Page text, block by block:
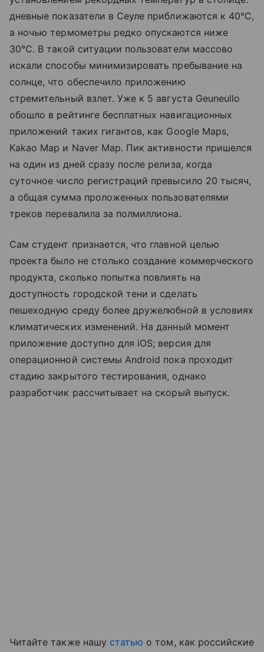
дневные показатели в Сеуле приближаются к 40°C,
а ночью термометры редко опускаются ниже
30°C. В такой ситуации пользователи массово
искали способы минимизировать пребывание на
солнце, что обеспечило приложению
стремительный взлет. Уже к 5 августа Geuneullo
обошло в рейтинге бесплатных навигационных
приложений таких гигантов, как Google Maps,
Kakao Map и Naver Map. Пик активности пришелся
на один из дней сразу после релиза, когда
суточное число регистраций превысило 20 тысяч,
а общая сумма проложенных пользователями
треков перевалила за полмиллиона.
Сам студент признается, что главной целью
проекта было не столько создание коммерческого
продукта, сколько попытка повлиять на
доступность городской тени и сделать
пешеходную среду более дружелюбной в условиях
климатических изменений. На данный момент
приложение доступно для iOS; версия для
операционной системы Android пока проходит
стадию закрытого тестирования, однако
разработчик рассчитывает на скорый выпуск.
Читайте также нашу статью о том, как российские